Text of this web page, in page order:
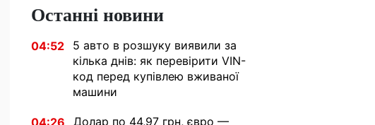
Останні новини
04:52
5 авто в розшуку виявили за
кілька днів: як перевірити VIN-
код перед купівлею вживаної
машини
04:26
Долар по 44,97 грн, євро —